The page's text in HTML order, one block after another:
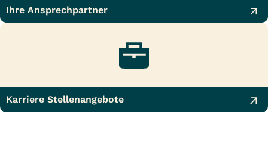
Ihre Ansprechpartner
Karriere Stellenangebote